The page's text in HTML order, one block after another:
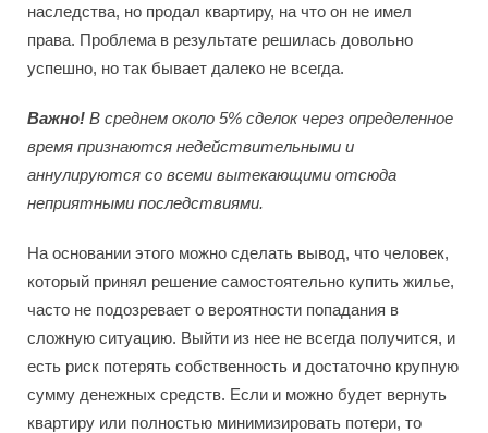
наследства, но продал квартиру, на что он не имел
права. Проблема в результате решилась довольно
успешно, но так бывает далеко не всегда.
Важно! В среднем около 5% сделок через определенное
время признаются недействительными и
аннулируются со всеми вытекающими отсюда
неприятными последствиями.
На основании этого можно сделать вывод, что человек,
который принял решение самостоятельно купить жилье,
часто не подозревает о вероятности попадания в
сложную ситуацию. Выйти из нее не всегда получится, и
есть риск потерять собственность и достаточно крупную
сумму денежных средств. Если и можно будет вернуть
квартиру или полностью минимизировать потери, то